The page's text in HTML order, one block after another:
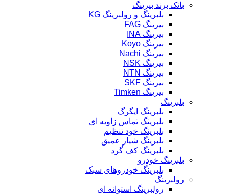
بانک برند بیرینگ
بلبرینگ و رولبرینگ KG
بیرینگ FAG
بیرینگ INA
بیرینگ Koyo
بیرینگ Nachi
بیرینگ NSK
بیرینگ NTN
بیرینگ SKF
بیرینگ Timken
بلبرینگ
بلبرینگ ایگرگ
بلبرینگ تماس زاویه ای
بلبرینگ خود تنظیم
بلبرینگ شیار عمیق
بلبرینگ کف گرد
بلبرینگ خودرو
بلبرینگ خودروهای سبک
رولبرینگ
رولبرینگ استوانه ای